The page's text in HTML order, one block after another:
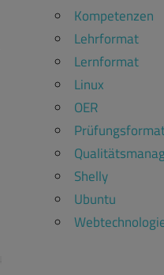
Kompetenzen
Lehrformat
Lernformat
Linux
OER
Shelly
Ubuntu